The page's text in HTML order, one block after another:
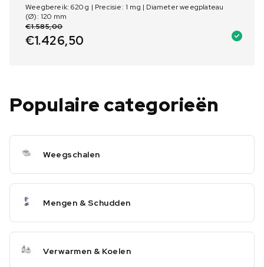
Weegbereik: 620 g | Precisie: 1 mg | Diameter weegplateau
(Ø): 120 mm
€1.585,00
€1.426,50
Populaire categorieën
Weegschalen
Mengen & Schudden
Verwarmen & Koelen